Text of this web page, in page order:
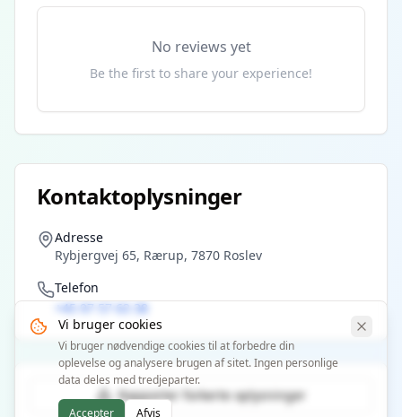
No reviews yet
Be the first to share your experience!
Kontaktoplysninger
Adresse
Rybjergvej 65, Rærup, 7870 Roslev
Telefon
+45 97 57 63 38
Rapporter forkerte oplysninger
Vi bruger cookies
Vi bruger nødvendige cookies til at forbedre din
oplevelse og analysere brugen af sitet. Ingen personlige
data deles med tredjeparter.
Accepter Afvis